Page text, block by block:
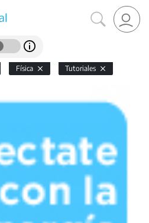
Física Tutoriales